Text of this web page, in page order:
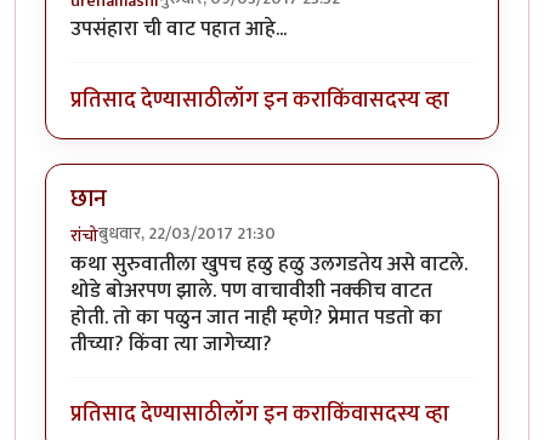
उपसंहारा ची वाट पहात आहे...
प्रतिसाद देण्यासाठीलॉग इन कराकिंवासदस्य व्हा
छान
रांचोबुधवार, 22/03/2017 21:30
कथा सुरुवातीला खुपच हळु हळु उलगडतेय असे वाटले.
थोडे बोअरपण झाले. पण वाचावीशी नक्कीच वाटत
होती. तो का पळुन जात नाही म्हणे? प्रेमात पडतो का
तीच्या? किंवा त्या जागेच्या?
प्रतिसाद देण्यासाठीलॉग इन कराकिंवासदस्य व्हा